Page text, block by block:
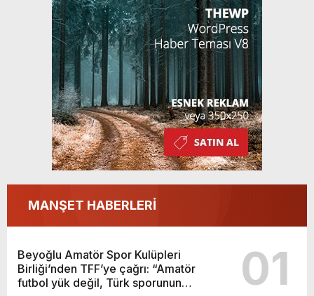
MANŞET HABERLERİ
Beyoğlu Amatör Spor Kulüpleri
Birliği’nden TFF’ye çağrı: “Amatör
futbol yük değil, Türk sporunun
01